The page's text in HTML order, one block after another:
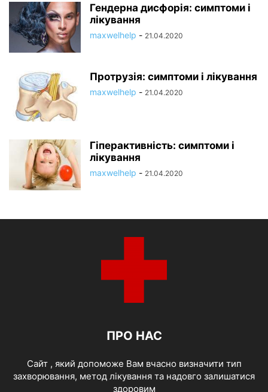
Гендерна дисфорія: симптоми і
лікування
maxwelhelp - 21.04.2020
Протрузія: симптоми і лікування
maxwelhelp - 21.04.2020
Гіперактивність: симптоми і
лікування
maxwelhelp - 21.04.2020
ПРО НАС
Cайт , який допоможе Вам вчасно визначити тип
захворювання, метод лікування та надовго залишатися
здоровим